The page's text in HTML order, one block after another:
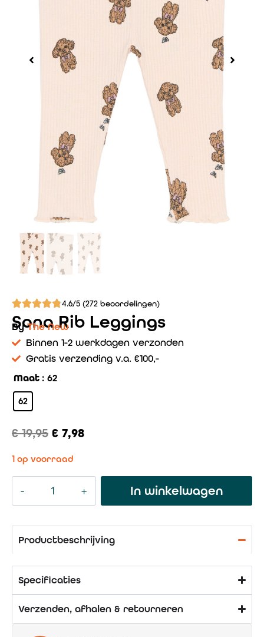
4.6/5 (272 beoordelingen)
Sona Rib Leggings
ByThe New
Binnen 1-2 werkdagen verzonden
Gratis verzending v.a. €100,-
Maat : 62
62
€19,95 € 7,98
1 op voorraad
In winkelwagen
Productbeschrijving
Specificaties
Verzenden, afhalen & retourneren